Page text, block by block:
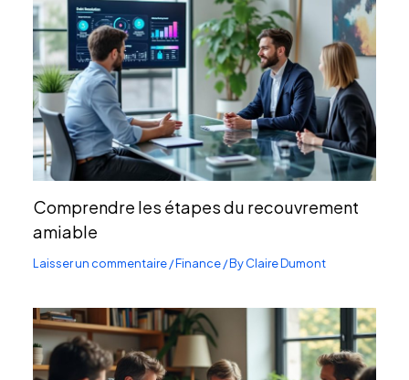
Comprendre les étapes du recouvrement
amiable
Laisser un commentaire/Finance/ ByClaire Dumont